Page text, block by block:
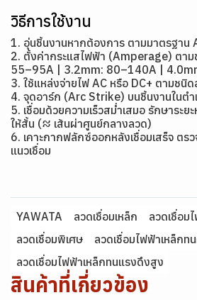
วิธีการใช้งาน
1. อุ่นชิ้นงานหากต้องการ ตามมาตรฐาน
2. ตั้งค่ากระแสไฟฟ้า (Amperage) ตาม
55–95A | 3.2mm: 80–140A |
3. ใช้แหล่งจ่ายไฟ AC หรือ DC+ ตามชนิด
4. จุดอาร์ก (Arc Strike) บนชิ้นงานในต
5. เชื่อมด้วยความเร็วสม่ำเสมอ รักษาระ
ให้สั้น (≈ เส้นผ่าศูนย์กลางลวด)
6. เคาะกากฟลักซ์ออกหลังเชื่อมเสร็จ ต
แนวเชื่อม
YAWATA ลวดเชื่อมเหล็ก
ลวดเชื่อม
ลวดเชื่อมพิเศษ
ลวดเชื่อมไฟฟ้าเหล็กท
ลวดเชื่อมไฟฟ้าเหล็กทนแรงดึงสูง
สินค้าที่เกี่ยวข้อง